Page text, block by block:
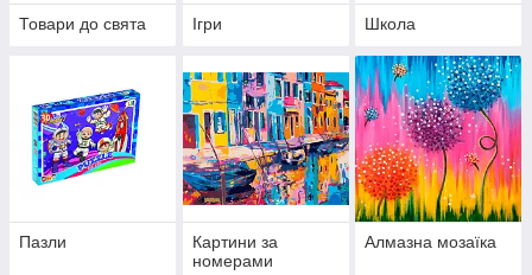
Товари до свята Ігри Школа
Пазли
Картини за
номерами
Алмазна мозаїка